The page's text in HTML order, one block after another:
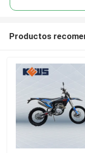
Productos